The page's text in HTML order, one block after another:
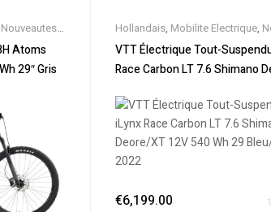
Nouveautes,
,Vélo
,VTT
Atoms
29″ Gris
Hollandais, Mobilite Electrique,
Promos & Soldes,Tout-
électrique ville ,Velos Electriques
VTT Électrique Tout-
Race Carbon LT 7.6 Shimano
€6,199.00